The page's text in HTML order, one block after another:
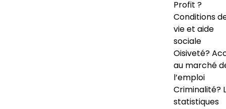
Profit ?
Conditions
vie et aide
sociale
Oisiveté?
au marché
l’emploi
Criminalité?
statistiques